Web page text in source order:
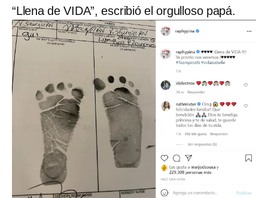
“Llena de VIDA”, escribió el orgulloso papá.